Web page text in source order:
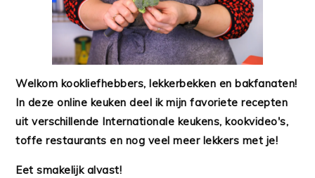
Welkom kookliefhebbers, lekkerbekken en bakfanaten!
In deze online keuken deel ik mijn favoriete recepten
uit verschillende Internationale keukens, kookvideo's,
toffe restaurants en nog veel meer lekkers met je!
Eet smakelijk alvast!